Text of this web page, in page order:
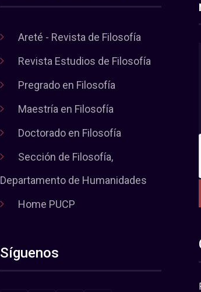
Areté - Revista de Filosofía
Revista Estudios de Filosofía
Pregrado en Filosofía
Maestría en Filosofía
Doctorado en Filosofía
Sección de Filosofía,
Departamento de Humanidades
Home PUCP
Síguenos